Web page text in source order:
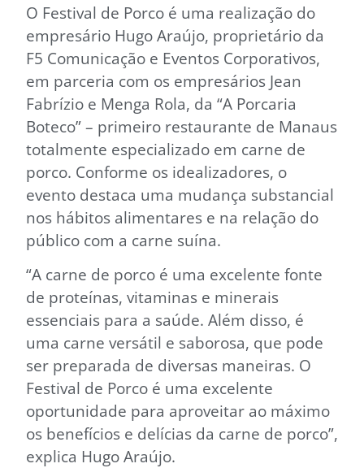
O Festival de Porco é uma realização do
empresário Hugo Araújo, proprietário da
F5 Comunicação e Eventos Corporativos,
em parceria com os empresários Jean
Fabrízio e Menga Rola, da “A Porcaria
Boteco” – primeiro restaurante de Manaus
totalmente especializado em carne de
porco. Conforme os idealizadores, o
evento destaca uma mudança substancial
nos hábitos alimentares e na relação do
público com a carne suína.
“A carne de porco é uma excelente fonte
de proteínas, vitaminas e minerais
essenciais para a saúde. Além disso, é
uma carne versátil e saborosa, que pode
ser preparada de diversas maneiras. O
Festival de Porco é uma excelente
oportunidade para aproveitar ao máximo
os benefícios e delícias da carne de porco”,
explica Hugo Araújo.